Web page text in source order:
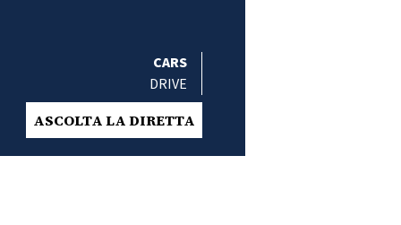
CARS
DRIVE
ASCOLTA LA DIRETTA